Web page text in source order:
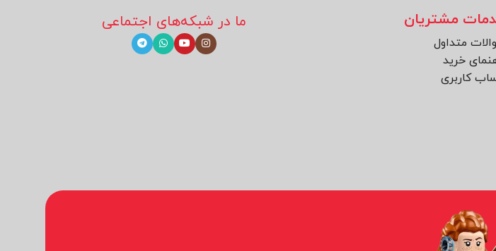
مشتریان
متداول
خرید
کاربری
ما در شبکه‌های اجتماعی